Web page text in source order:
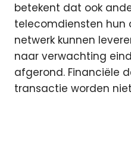
betekent dat ook
telecomdiensten hun
netwerk kunnen
naar verwachting
afgerond. Financiële
transactie worden